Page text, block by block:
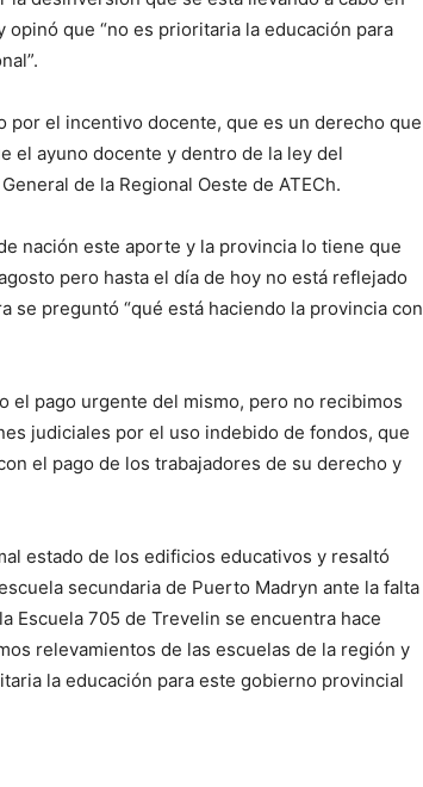
que “no es prioritaria la educación para
por el incentivo docente, que es un derecho que
el ayuno docente y dentro de la ley del
de la Regional Oeste de ATECh.
nación este aporte y la provincia lo tiene que
pero hasta el día de hoy no está reflejado
se preguntó “qué está haciendo la provincia con
el pago urgente del mismo, pero no recibimos
judiciales por el uso indebido de fondos, que
el pago de los trabajadores de su derecho y
estado de los edificios educativos y resaltó
secundaria de Puerto Madryn ante la falta
Escuela 705 de Trevelin se encuentra hace
relevamientos de las escuelas de la región y
la educación para este gobierno provincial